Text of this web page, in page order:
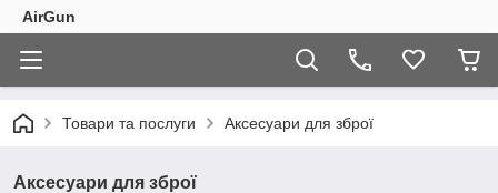
AirGun
Товари та послуги Аксесуари для зброї
Аксесуари для зброї